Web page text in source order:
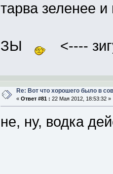
тарва зеленее
ЗЫ <----
Re: Вот что хорошего было в
« Ответ #81 : 22 Мая 2012, 18:53:32 »
не, ну, водка